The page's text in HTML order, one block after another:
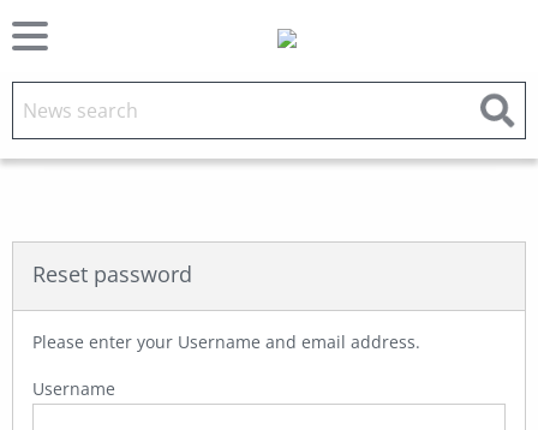
Reset password
Please enter your Username and email address.
Username